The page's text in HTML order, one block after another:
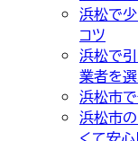
浜松で
コツ
浜松で引
業者を
浜松市
浜松市